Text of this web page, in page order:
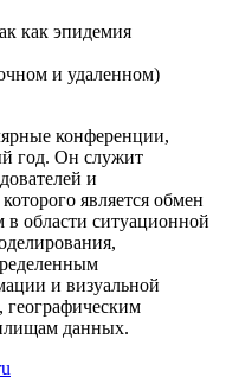
как эпидемия
и удаленном)
конференции,
год. Он служит
и
является обмен
области ситуационной
и визуальной
географическим
данных.